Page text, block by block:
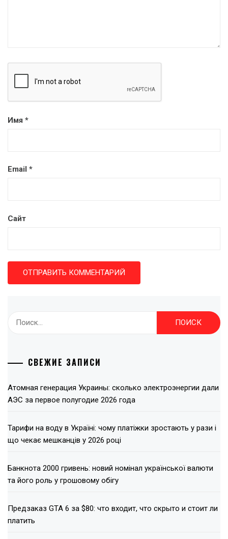
Имя *
Email *
Сайт
СВЕЖИЕ ЗАПИСИ
Атомная генерация Украины: сколько электроэнергии дали
АЭС за первое полугодие 2026 года
Тарифи на воду в Україні: чому платіжки зростають у рази і
що чекає мешканців у 2026 році
Банкнота 2000 гривень: новий номінал української валюти
та його роль у грошовому обігу
Предзаказ GTA 6 за $80: что входит, что скрыто и стоит ли
платить